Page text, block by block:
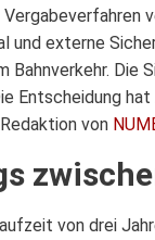
und externe
Entscheidung
von
von drei